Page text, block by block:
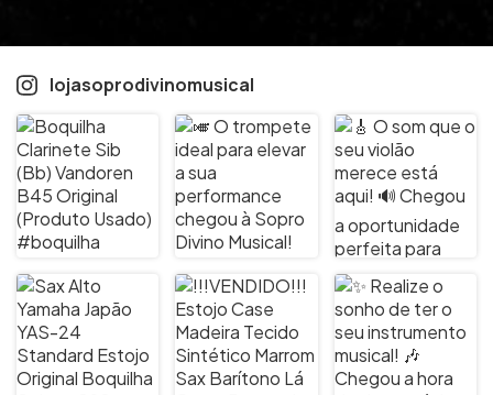
lojasoprodivinomusical